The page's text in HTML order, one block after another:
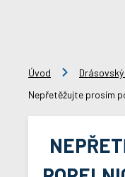
Úvod
Nepřetěžujte prosím